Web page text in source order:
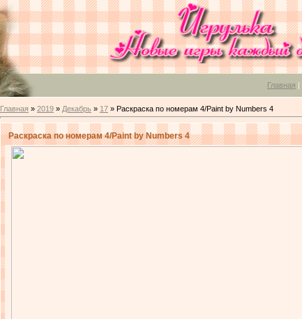
Главная |
Главная » 2019 » Декабрь » 17 » Раскраска по номерам 4/Paint by Numbers 4
Раскраска по номерам 4/Paint by Numbers 4